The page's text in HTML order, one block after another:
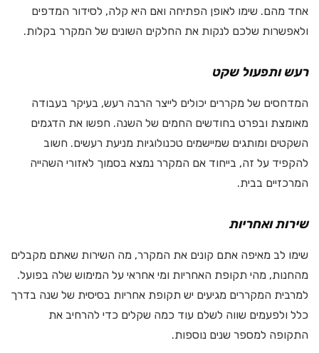
אחד מהם. שימו לאופן הפתיחה ואם היא קלה, לסידור המדפים
ולאפשרות שלכם לנקות את החלקים השונים של המקרר בקלות.
רעש ותפעול שקט
המדחסים של מקררים יכולים לייצר הרבה רעש, בעיקר בעבודה
מאומצת ובפרט בחודשים החמים של השנה. חפשו את הדגמים
השקטים ומותגים שמיישמים טכנולוגיות מניעת רעשים. חשוב
להקפיד על זה, בייחוד אם המקרר נמצא בסמוך לאזורי השהייה
המרכזיים בבית.
שירות ואחריות
שימו לב מאיפה אתם קונים את המקרר, מה השירות שאתם מקבלים
מהחנות, מהי תקופת האחריות ומי אחראי על המימוש שלה בפועל.
למרבית המקררים מגיעים יש תקופת אחריות בסיסית של שנה בדרך
כלל ולפעמים שווה לשלם עוד כמה שקלים כדי להרחיב את
התקופה למספר שנים נוספות.